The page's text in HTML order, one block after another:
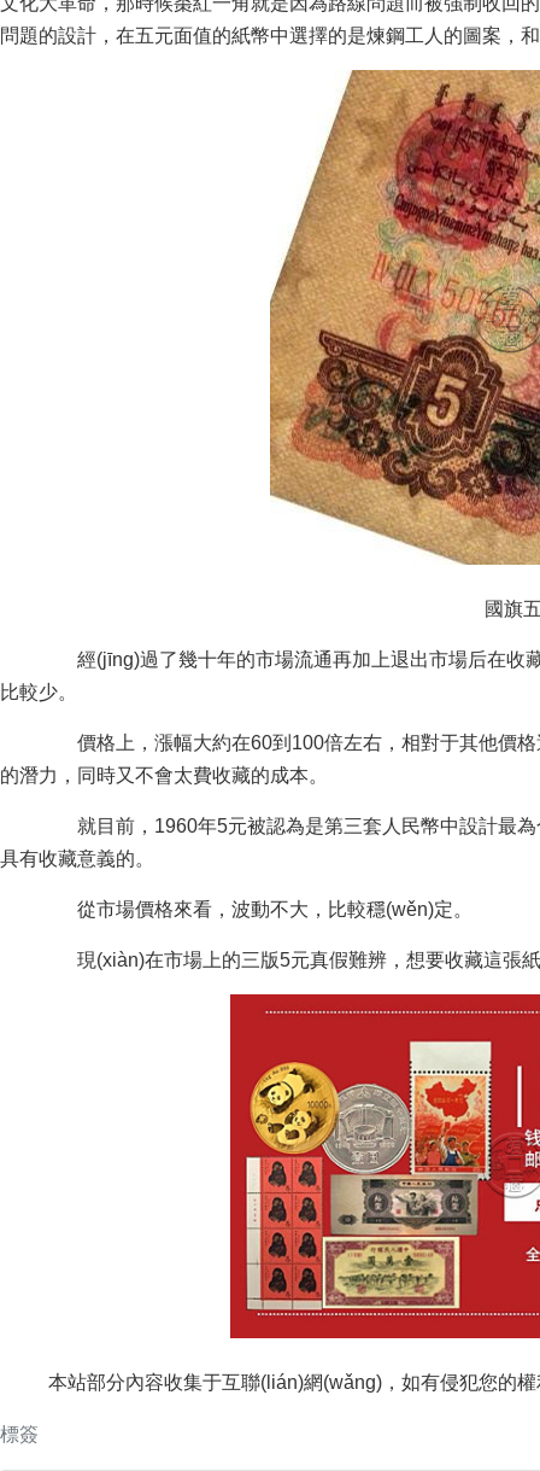
問題的設計，在五元面值的紙幣中選擇的是煉鋼工人的圖案，
國旗
經(jīng)過了幾十年的市場流通再加上退出市場后在收
比較少。
價格上，漲幅大約在60到100倍左右，相對于其他價格
的潛力，同時又不會太費收藏的成本。
就目前，1960年5元被認為是第三套人民幣中設計最為
具有收藏意義的。
從市場價格來看，波動不大，比較穩(wěn)定。
現(xiàn)在市場上的三版5元真假難辨，想要收藏這張紙幣
本站部分內容收集于互聯(lián)網(wǎng)，如有侵犯您的
標簽